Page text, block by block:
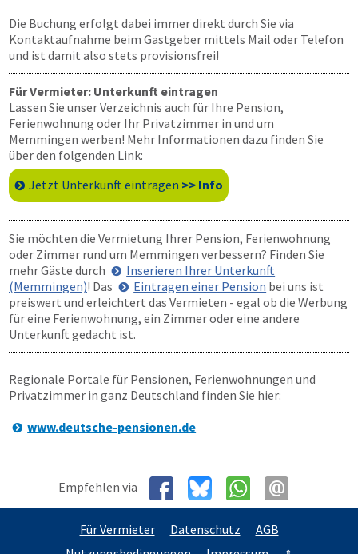
Die Buchung erfolgt dabei immer direkt durch Sie via
Kontaktaufnahme beim Gastgeber mittels Mail oder Telefon
und ist damit also stets provisionsfrei!
Für Vermieter: Unterkunft eintragen
Lassen Sie unser Verzeichnis auch für Ihre Pension,
Ferienwohnung oder Ihr Privatzimmer in und um
Memmingen werben! Mehr Informationen dazu finden Sie
über den folgenden Link:
Jetzt Unterkunft eintragen >> Info
Sie möchten die Vermietung Ihrer Pension, Ferienwohnung
oder Zimmer rund um Memmingen verbessern? Finden Sie
mehr Gäste durch
Inserieren Ihrer Unterkunft
(Memmingen)! Das Eintragen einer Pension bei uns ist
preiswert und erleichtert das Vermieten - egal ob die Werbung
für eine Ferienwohnung, ein Zimmer oder eine andere
Unterkunft gedacht ist.
Regionale Portale für Pensionen, Ferienwohnungen und
Privatzimmer in ganz Deutschland finden Sie hier:
www.deutsche-pensionen.de
Empfehlen via
Für Vermieter Datenschutz
AGB